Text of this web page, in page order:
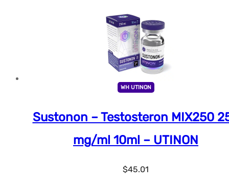
WH UTINON
Sustonon – Testosteron MIX250
mg/ml 10ml – UTINON
$45.01